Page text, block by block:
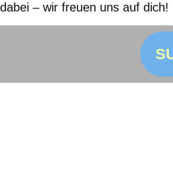
– wir freuen uns auf dich!